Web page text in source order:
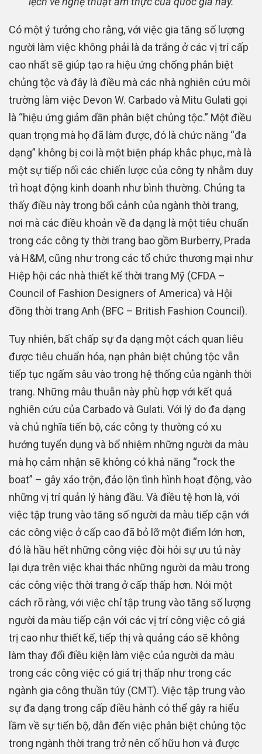
Có một ý tưởng cho rằng, với việc gia tăng số lượng
người làm việc không phải là da trắng ở các vị trí cấp
cao nhất sẽ giúp tạo ra hiệu ứng chống phân biệt
chủng tộc và đây là điều mà các nhà nghiên cứu môi
trường làm việc Devon W. Carbado và Mitu Gulati gọi
là “hiệu ứng giảm dần phân biệt chủng tộc.” Một điều
quan trọng mà họ đã làm được, đó là chức năng “đa
dạng” không bị coi là một biện pháp khắc phục, mà là
một sự tiếp nối các chiến lược của công ty nhằm duy
trì hoạt động kinh doanh như bình thường. Chúng ta
thấy điều này trong bối cảnh của ngành thời trang,
nơi mà các điều khoản về đa dạng là một tiêu chuẩn
trong các công ty thời trang bao gồm Burberry, Prada
và H&M, cũng như trong các tổ chức thương mại như
Hiệp hội các nhà thiết kế thời trang Mỹ (CFDA –
Council of Fashion Designers of America) và Hội
đồng thời trang Anh (BFC – British Fashion Council).
Tuy nhiên, bất chấp sự đa dạng một cách quan liêu
được tiêu chuẩn hóa, nạn phân biệt chủng tộc vẫn
tiếp tục ngấm sâu vào trong hệ thống của ngành thời
trang. Những mâu thuẫn này phù hợp với kết quả
nghiên cứu của Carbado và Gulati. Với lý do đa dạng
và chủ nghĩa tiến bộ, các công ty thường có xu
hướng tuyển dụng và bổ nhiệm những người da màu
mà họ cảm nhận sẽ không có khả năng “rock the
boat” – gây xáo trộn, đảo lộn tình hình hoạt động, vào
những vị trí quản lý hàng đầu. Và điều tệ hơn là, với
việc tập trung vào tăng số người da màu tiếp cận với
các công việc ở cấp cao đã bỏ lỡ một điểm lớn hơn,
đó là hầu hết những công việc đòi hỏi sự ưu tú này
lại dựa trên việc khai thác những người da màu trong
các công việc thời trang ở cấp thấp hơn. Nói một
cách rõ ràng, với việc chỉ tập trung vào tăng số lượng
người da màu tiếp cận với các vị trí công việc có giá
trị cao như thiết kế, tiếp thị và quảng cáo sẽ không
làm thay đổi điều kiện làm việc của người da màu
trong các công việc có giá trị thấp như trong các
ngành gia công thuần túy (CMT). Việc tập trung vào
sự đa dạng trong cấp điều hành có thể gây ra hiểu
lầm về sự tiến bộ, dẫn đến việc phân biệt chủng tộc
trong ngành thời trang trở nên cố hữu hơn và được